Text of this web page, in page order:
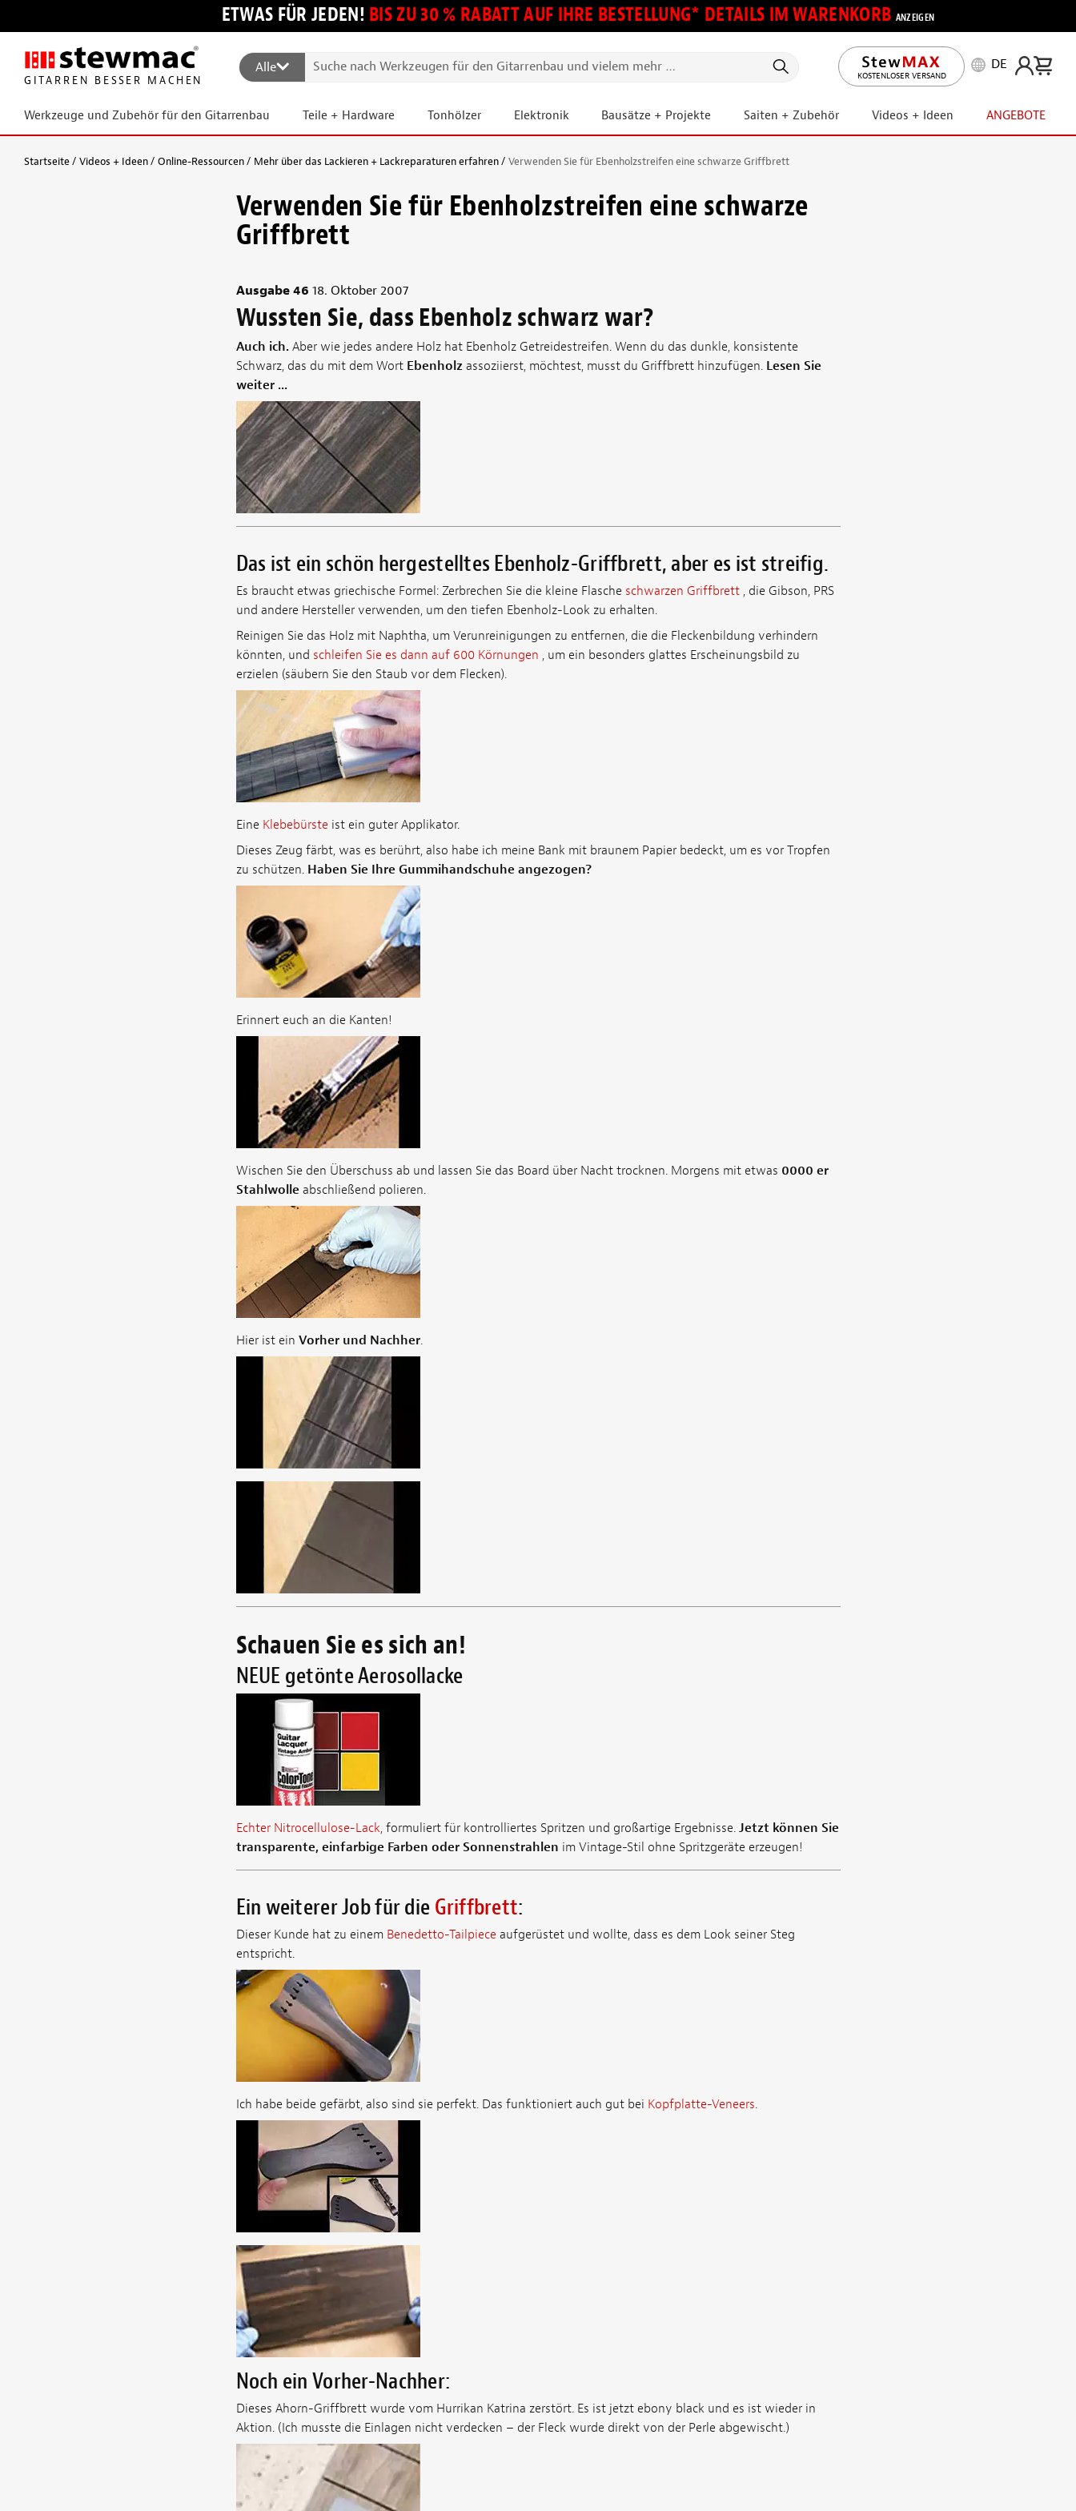
ETWAS FÜR JEDEN! BIS ZU 30 % RABATT AUF IHRE BESTELLUNG* DETAILS IM WARENKORB ANZEIGEN
GITARREN BESSER MACHEN
Alle
KOSTENLOSER VERSAND
DE
Werkzeuge und Zubehör für den Gitarrenbau Teile + Hardware Tonhölzer Elektronik Bausätze + Projekte Saiten + Zubehör Videos + Ideen ANGEBOTE
Startseite Videos + Ideen Online-Ressourcen Mehr über das Lackieren + Lackreparaturen erfahren Verwenden Sie für Ebenholzstreifen eine schwarze Griffbrett
Verwenden Sie für Ebenholzstreifen eine schwarze
Griffbrett
Ausgabe 46 18. Oktober 2007
Wussten Sie, dass Ebenholz schwarz war?
Auch ich.Aber wie jedes andere Holz hat Ebenholz Getreidestreifen. Wenn du das dunkle, konsistente
Schwarz, das du mit dem Wort Ebenholz assoziierst, möchtest, musst du Griffbrett hinzufügen. Lesen Sie
weiter ...
Das ist ein schön hergestelltes Ebenholz-Griffbrett, aber es ist streifig.
Es braucht etwas griechische Formel: Zerbrechen Sie die kleine Flasche schwarzen Griffbrett, die Gibson, PRS
und andere Hersteller verwenden, um den tiefen Ebenholz-Look zu erhalten.
Reinigen Sie das Holz mit Naphtha, um Verunreinigungen zu entfernen, die die Fleckenbildung verhindern
könnten, und schleifen Sie es dann auf 600 Körnungen , um ein besonders glattes Erscheinungsbild zu
erzielen (säubern Sie den Staub vor dem Flecken).
Eine Klebebürste ist ein guter Applikator.
Dieses Zeug färbt, was es berührt, also habe ich meine Bank mit braunem Papier bedeckt, um es vor Tropfen
zu schützen. Haben Sie Ihre Gummihandschuhe angezogen?
Erinnert euch an die Kanten!
Wischen Sie den Überschuss ab und lassen Sie das Board über Nacht trocknen. Morgens mit etwas 0000 er
Stahlwolle abschließend polieren.
Hier ist ein Vorher und Nachher.
Schauen Sie es sich an!
NEUE getönte Aerosollacke
Echter Nitrocellulose-Lack, formuliert für kontrolliertes Spritzen und großartige Ergebnisse. Jetzt können Sie
transparente, einfarbige Farben oder Sonnenstrahlen im Vintage-Stil ohne Spritzgeräte erzeugen!
Ein weiterer Job für dieGriffbrett:
Dieser Kunde hat zu einem Benedetto-Tailpiece aufgerüstet und wollte, dass es dem Look seiner Steg
entspricht.
Ich habe beide gefärbt, also sind sie perfekt. Das funktioniert auch gut bei Kopfplatte-Veneers.
Noch ein Vorher-Nachher:
Dieses Ahorn-Griffbrett wurde vom Hurrikan Katrina zerstört. Es ist jetzt ebony black und es ist wieder in
Aktion. (Ich musste die Einlagen nicht verdecken – der Fleck wurde direkt von der Perle abgewischt.)